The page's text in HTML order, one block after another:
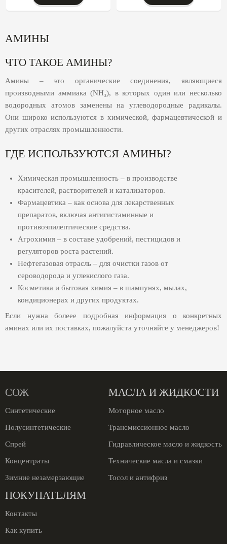
АМИНЫ
ЧТО ТАКОЕ АМИНЫ?
Амины – это органические соединения, являющиеся
производными аммиака (NH₃), в которых один или несколько
водородных атомов заменены на углеводородные радикалы.
Они широко используются в химической, фармацевтической и
других отраслях промышленности.
ГДЕ ИСПОЛЬЗУЮТСЯ АМИНЫ?
Химическая промышленность – в производстве
красителей, растворителей и катализаторов.
Фармацевтика – как основа для лекарственных
препаратов, включая антигистаминные и
противоэпилептические средства.
Агрохимия – в составе удобрений, пестицидов и
регуляторов роста растений.
Нефтегазовая отрасль – для очистки газов от
сероводорода и углекислого газа.
Косметика и бытовая химия – в шампунях, мылах,
кондиционерах и других продуктах.
Если нужна болеее подробная информация о конкретных
аминах или их поставках, пожалуйста уточняйте у менеджеров!
СОЖ
Синтетические
Полусинтетические
Спрей
Концентраты
Зимние незамерзающие
МАСЛА И ЖИДКОСТИ
Моторное масло
Трансмиссионное масло
Гидравлическое масло и жидкость
Технические масла и смазки
Тосол и антифриз
ПОКУПАТЕЛЯМ
Контакты
Как купить